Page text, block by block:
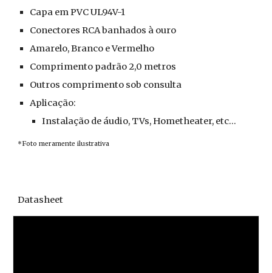
Capa em PVC UL94V-1
Conectores RCA banhados à ouro
Amarelo, Branco e Vermelho
Comprimento padrão 2,0 metros
Outros comprimento sob consulta
Aplicação:
Instalação de áudio, TVs, Hometheater, etc...
*Foto meramente ilustrativa
Datasheet